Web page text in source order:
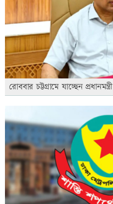
রোববার চট্টগ্রামে যাচ্ছেন প্রধানমন্ত্রী